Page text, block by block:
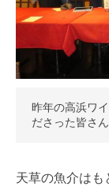
昨年の高浜ワ
ださった皆さん
天草の魚介はも